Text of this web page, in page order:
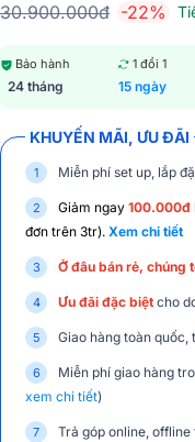
30.900.000đ -22%
Bảo hành
24 tháng
1 đổi 1
15 ngày
KHUYẾN MÃI, ƯU ĐÃI
Miễn phí set up, lắp
Giảm ngay 100.000đ
đơn trên 3tr). Xem chi tiết
Ở đâu bán rẻ, chúng
Ưu đãi đặc biệt cho
Giao hàng toàn quốc,
Miễn phí giao hàng
xem chi tiết)
Trả góp online,